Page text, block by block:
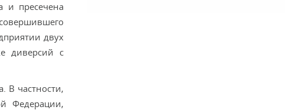
и пресечена
двух
диверсий с
В частности,
Федерации,